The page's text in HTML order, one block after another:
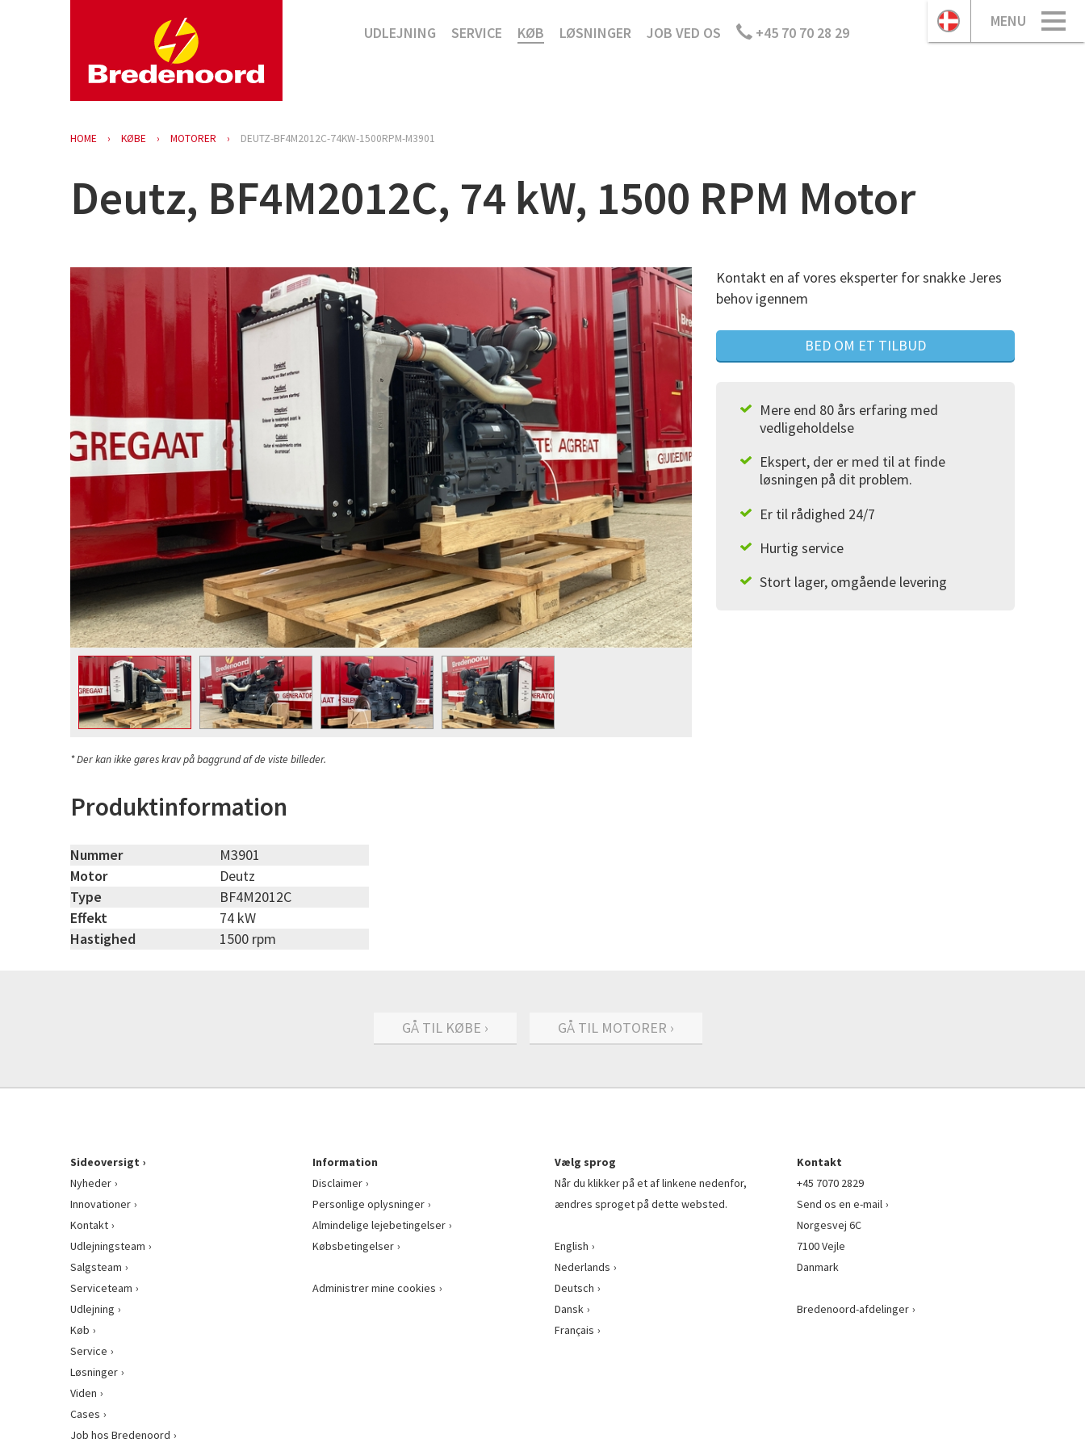
MENU
UDLEJNING SERVICE KØB LØSNINGER JOB VED OS +45 70 70 28 29
HOME KØBE MOTORER DEUTZ-BF4M2012C-74KW-1500RPM-M3901
Deutz, BF4M2012C, 74 kW, 1500 RPM Motor
* Der kan ikke gøres krav på baggrund af de viste billeder.
Kontakt en af vores eksperter for snakke Jeres
behov igennem
BED OM ET TILBUD
Mere end 80 års erfaring med
vedligeholdelse
Ekspert, der er med til at finde
løsningen på dit problem.
Er til rådighed 24/7
Hurtig service
Stort lager, omgående levering
Produktinformation
Nummer
M3901
Motor
Deutz
Type
BF4M2012C
Effekt
74 kW
Hastighed
1500 rpm
GÅ TIL KØBE › GÅ TIL MOTORER ›
Sideoversigt
Nyheder
Innovationer
Kontakt
Udlejningsteam
Salgsteam
Serviceteam
Udlejning
Køb
Service
Løsninger
Viden
Cases
Job hos Bredenoord
Information
Disclaimer
Personlige oplysninger
Almindelige lejebetingelser
Købsbetingelser
Administrer mine cookies
Vælg sprog
Når du klikker på et af linkene nedenfor,
ændres sproget på dette websted.
English
Nederlands
Deutsch
Dansk
Français
Kontakt
+45 7070 2829
Send os en e-mail
Norgesvej 6C
7100 Vejle
Danmark
Bredenoord-afdelinger